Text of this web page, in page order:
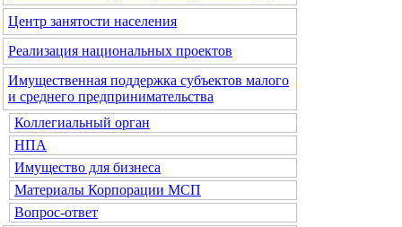
Центр занятости населения
Реализация национальных проектов
Имущественная поддержка субъектов малого
и среднего предпринимательства
Коллегиальный орган
НПА
Имущество для бизнеса
Материалы Корпорации МСП
Вопрос-ответ